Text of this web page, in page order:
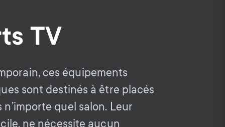
e
c
Solutions de nettoyage
Distributeurs de signaux
Accessoires pour le bras du
moniteur
e
c
Accessoires
TV
ces équipements
sont destinés à être placés
quel salon. Leur